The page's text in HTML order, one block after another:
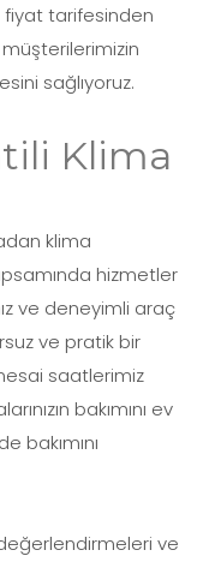
fiyat tarifesinden
sağlıyoruz.
Klima
klima
hizmetler
ve deneyimli araç
ve pratik bir
saatlerimiz
bakımını ev
bakımını
ve